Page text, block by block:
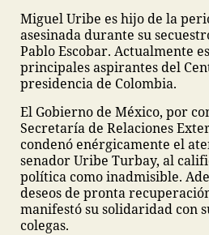
Miguel Uribe es hijo de la
asesinada durante su
Pablo Escobar. Actualmente
principales aspirantes del
presidencia de Colombia.
El Gobierno de México, por
Secretaría de Relaciones
condenó enérgicamente el
senador Uribe Turbay, al
política como inadmisible.
deseos de pronta
manifestó su solidaridad con
colegas.